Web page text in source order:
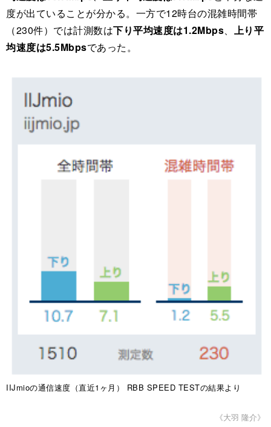
度が出ていることが分かる。一方で12時台の混雑時間帯
（230件）では計測数は下り平均速度は1.2Mbps
上り平
均速度は5.5Mbpsであった。
IIJmioの通信速度（直近1ヶ月） RBB SPEED TESTの結果より
《大羽 隆介》